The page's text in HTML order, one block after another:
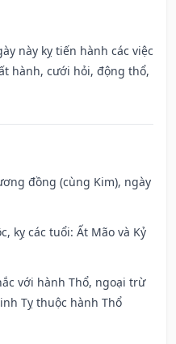
này kỵ tiến hành các việc
hành, cưới hỏi, động thổ,
đồng (cùng Kim), ngày
kỵ các tuổi: Ất Mão và Kỷ
với hành Thổ, ngoại trừ
Tỵ thuộc hành Thổ